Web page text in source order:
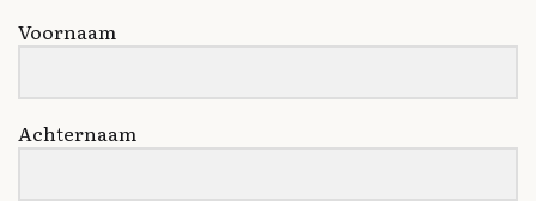
Voornaam
Achternaam